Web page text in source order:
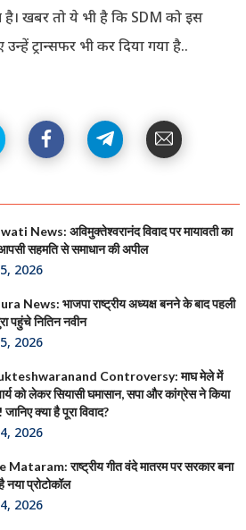
खबर तो ये भी है कि SDM को इस
ट्रान्सफर भी कर दिया गया है..
News: अविमुक्तेश्वरानंद विवाद पर मायावती का
सहमति से समाधान की अपील
2026
News: भाजपा राष्ट्रीय अध्यक्ष बनने के बाद पहली
पहुंचे नितिन नवीन
2026
Controversy: माघ मेले में
को लेकर सियासी घमासान, सपा और कांग्रेस ने किया
क्या है पूरा विवाद?
2026
Mataram: राष्ट्रीय गीत वंदे मातरम पर सरकार बना
नया प्रोटोकॉल
2026